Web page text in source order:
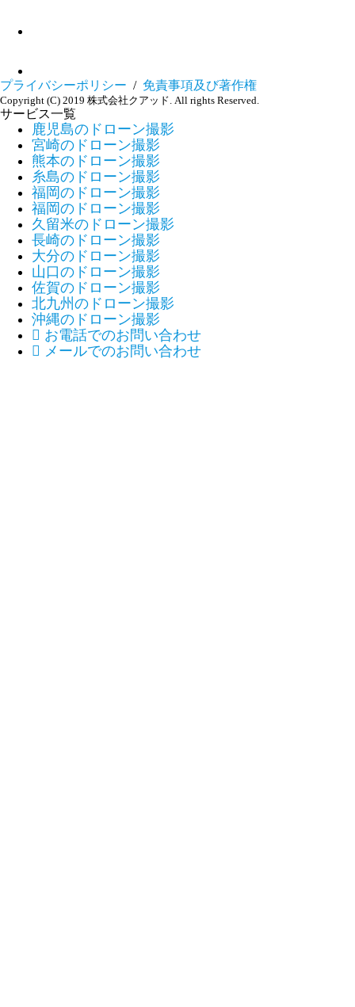
プライバシーポリシー / 免責事項及び著作権
Copyright (C) 2019 株式会社クアッド. All rights Reserved.
サービス一覧
鹿児島のドローン撮影
宮崎のドローン撮影
熊本のドローン撮影
糸島のドローン撮影
福岡のドローン撮影
福岡のドローン撮影
久留米のドローン撮影
長崎のドローン撮影
大分のドローン撮影
山口のドローン撮影
佐賀のドローン撮影
北九州のドローン撮影
沖縄のドローン撮影
 お電話でのお問い合わせ
 メールでのお問い合わせ